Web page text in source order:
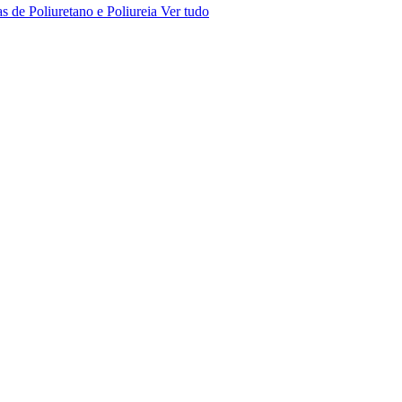
de Poliuretano e Poliureia Ver tudo